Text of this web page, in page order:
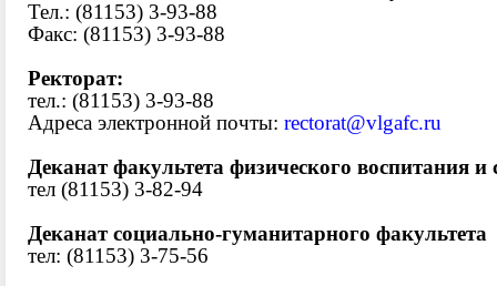
Тел.: (81153) 3-93-88
Факс: (81153) 3-93-88
Ректорат:
тел.: (81153) 3-93-88
Адреса электронной почты: rectorat@vlgafc.ru
Деканат факультета физического воспитания и
тел (81153) 3-82-94
Деканат социально-гуманитарного факультета
тел: (81153) 3-75-56